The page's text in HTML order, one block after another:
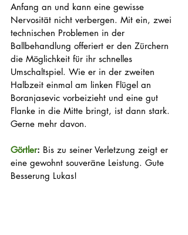
Anfang an und kann eine gewisse
Nervosität nicht verbergen. Mit ein, zwei
technischen Problemen in der
Ballbehandlung offeriert er den Zürchern
die Möglichkeit für ihr schnelles
Umschaltspiel. Wie er in der zweiten
Halbzeit einmal am linken Flügel an
Boranjasevic vorbeizieht und eine gut
Flanke in die Mitte bringt, ist dann stark.
Gerne mehr davon.
Görtler: Bis zu seiner Verletzung zeigt er
eine gewohnt souveräne Leistung. Gute
Besserung Lukas!